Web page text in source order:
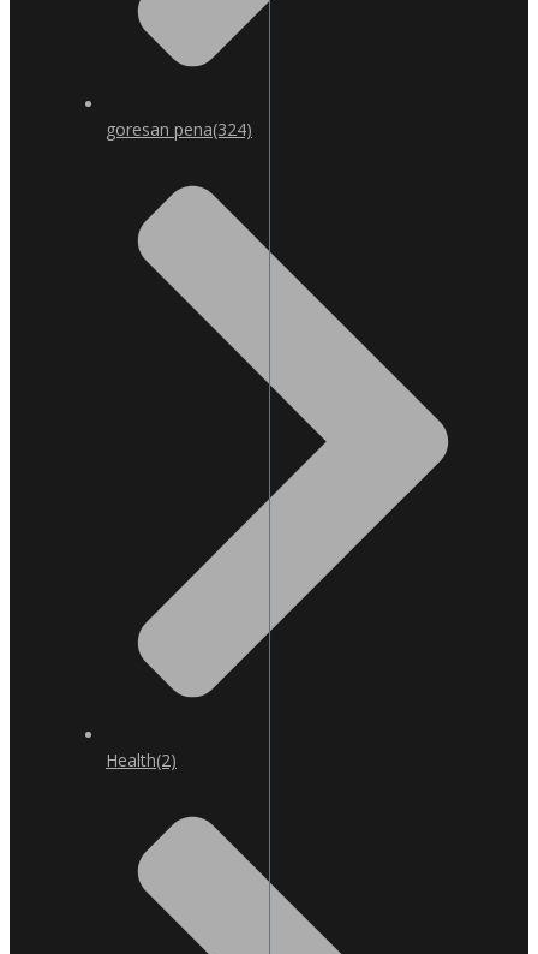
goresan pena(324)
Health(2)